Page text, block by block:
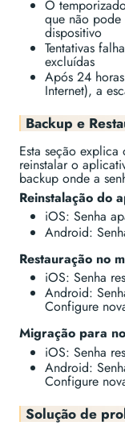
O
que não
dispositivo
Tentativas
excluídas
Após 24
Internet), a
Backup e
Esta seção
reinstalar o
backup onde a
Reinstalação do
iOS: Senha
Android:
Restauração no
iOS: Senha
Android:
Configure
Migração para
iOS: Senha
Android:
Configure
Solução de